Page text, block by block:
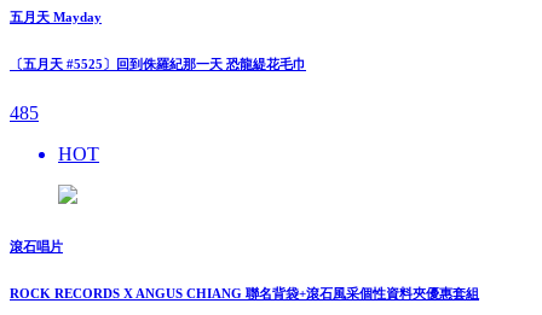
五月天 Mayday
〔五月天 #5525〕回到侏羅紀那一天 恐龍緹花毛巾
485
HOT
滾石唱片
ROCK RECORDS X ANGUS CHIANG 聯名背袋+滾石風采個性資料夾優惠套組